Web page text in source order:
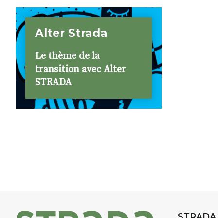
Alter Strada
Le thème de la
transition avec Alter
STRADA